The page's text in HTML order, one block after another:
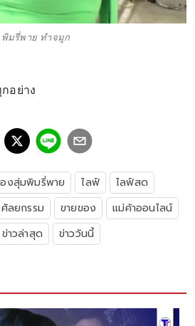
พิมรี่พาย ทำจมูก
อย่าง
งสุ่มพิมรี่พาย ไลฟ์
ไลฟ์สด
ศัลยกรรม ขายของ
แม่ค้าออนไลน์
ข่าวล่าสุด ข่าววันนี้